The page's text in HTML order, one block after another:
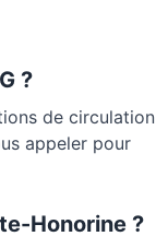
?
de circulation
appeler pour
Honorine ?